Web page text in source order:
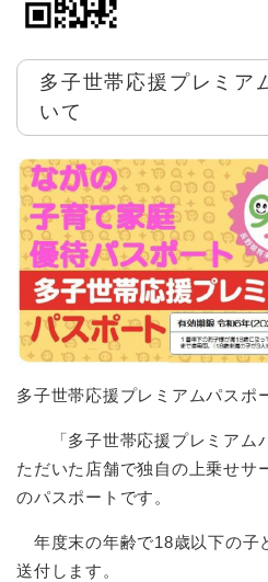
多子世帯応援プレミア
いて
多子世帯応援プレミアムパスポ
「多子世帯応援プレミアム
ただいた店舗で独自の上乗せサ
のパスポートです。
年度末の年齢で18歳以下の子
送付します。